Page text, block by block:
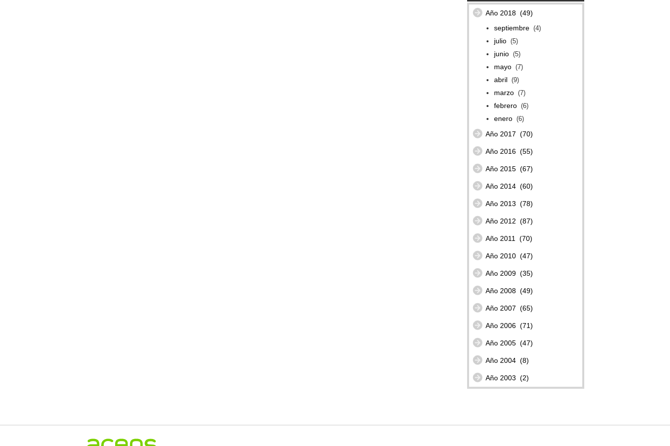
Año 2018 (49)
septiembre (4)
julio (5)
junio (5)
mayo (7)
abril (9)
marzo (7)
febrero (6)
enero (6)
Año 2017 (70)
Año 2016 (55)
Año 2015 (67)
Año 2014 (60)
Año 2013 (78)
Año 2012 (87)
Año 2011 (70)
Año 2010 (47)
Año 2009 (35)
Año 2008 (49)
Año 2007 (65)
Año 2006 (71)
Año 2005 (47)
Año 2004 (8)
Año 2003 (2)